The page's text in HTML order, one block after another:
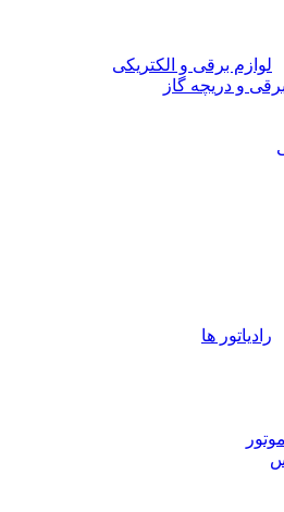
لوازم برقی و الکتریکی
و دریچه گاز
رادیاتور ها